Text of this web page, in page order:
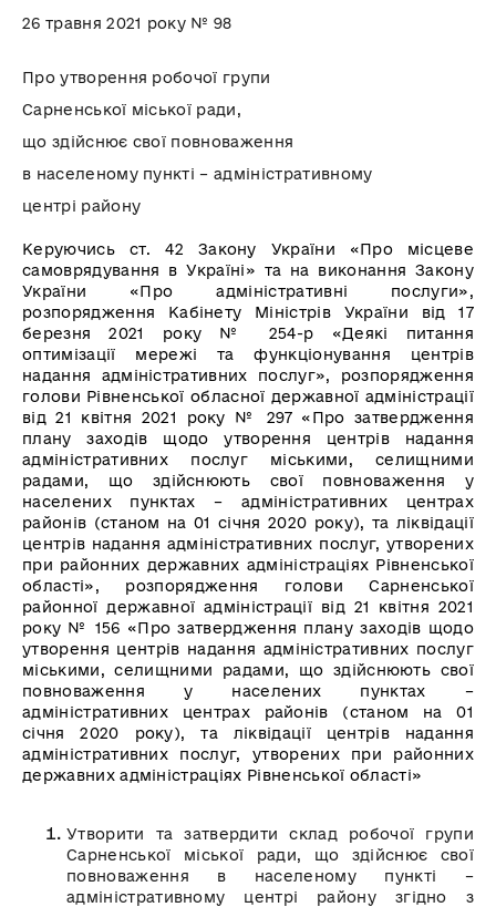
26 травня 2021 року № 98
Про утворення робочої групи
Сарненської міської ради,
що здійснює свої повноваження
в населеному пункті – адміністративному
центрі району
Керуючись ст. 42 Закону України «Про місцеве
самоврядування в Україні» та на виконання Закону
України «Про адміністративні послуги»,
розпорядження Кабінету Міністрів України від 17
березня 2021 року № 254-р «Деякі питання
оптимізації мережі та функціонування центрів
надання адміністративних послуг», розпорядження
голови Рівненської обласної державної адміністрації
від 21 квітня 2021 року № 297 «Про затвердження
плану заходів щодо утворення центрів надання
адміністративних послуг міськими, селищними
радами, що здійснюють свої повноваження у
населених пунктах – адміністративних центрах
районів (станом на 01 січня 2020 року), та ліквідації
центрів надання адміністративних послуг, утворених
при районних державних адміністраціях Рівненської
області», розпорядження голови Сарненської
районної державної адміністрації від 21 квітня 2021
року № 156 «Про затвердження плану заходів щодо
утворення центрів надання адміністративних послуг
міськими, селищними радами, що здійснюють свої
повноваження у населених пунктах –
адміністративних центрах районів (станом на 01
січня 2020 року), та ліквідації центрів надання
адміністративних послуг, утворених при районних
державних адміністраціях Рівненської області»
Утворити та затвердити склад робочої групи
Сарненської міської ради, що здійснює свої
повноваження в населеному пункті –
адміністративному центрі району згідно з